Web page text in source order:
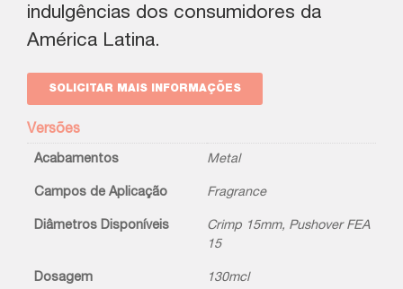
indulgências dos consumidores da
América Latina.
SOLICITAR MAIS INFORMAÇÕES
Versões
Acabamentos Metal
Campos de Aplicação Fragrance
Diâmetros Disponíveis Crimp 15mm, Pushover FEA
15
Dosagem 130mcl